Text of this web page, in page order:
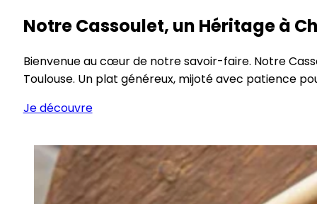
Notre Cassoulet, un Héritage à
Bienvenue au cœur de notre savoir-faire. Notre
Toulouse. Un plat généreux, mijoté avec patience
Je découvre